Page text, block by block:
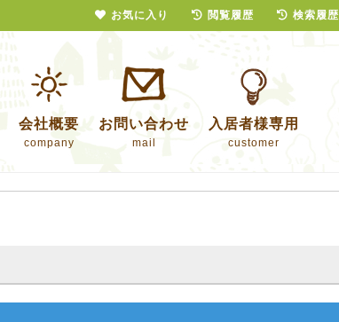
会社概要
company
お問い合わせ
mail
入居者様専用
customer
お気に入り 閲覧履歴 検索履歴